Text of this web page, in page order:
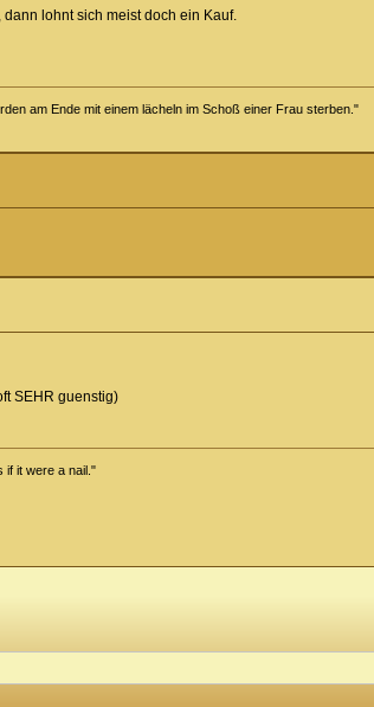
lohnt sich meist doch ein Kauf.
am Ende mit einem lächeln im Schoß einer Frau sterben."
SEHR guenstig)
if it were a nail."